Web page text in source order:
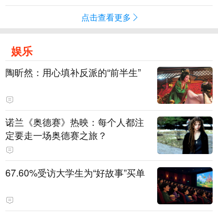
点击查看更多
娱乐
陶昕然：用心填补反派的“前半生”
诺兰《奥德赛》热映：每个人都注
定要走一场奥德赛之旅？
67.60%受访大学生为“好故事”买单